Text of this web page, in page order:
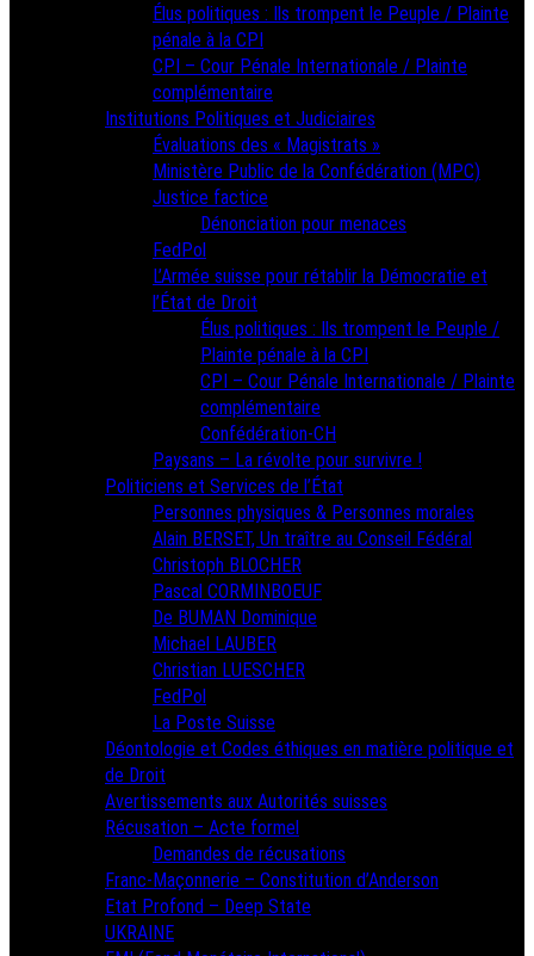
Élus politiques : Ils trompent le Peuple / Plainte
pénale à la CPI
CPI – Cour Pénale Internationale / Plainte
complémentaire
Institutions Politiques et Judiciaires
Évaluations des « Magistrats »
Ministère Public de la Confédération (MPC)
Justice factice
Dénonciation pour menaces
FedPol
L’Armée suisse pour rétablir la Démocratie et
l’État de Droit
Élus politiques : Ils trompent le Peuple /
Plainte pénale à la CPI
CPI – Cour Pénale Internationale / Plainte
complémentaire
Confédération-CH
Paysans – La révolte pour survivre !
Politiciens et Services de l’État
Personnes physiques & Personnes morales
Alain BERSET, Un traître au Conseil Fédéral
Christoph BLOCHER
Pascal CORMINBOEUF
De BUMAN Dominique
Michael LAUBER
Christian LUESCHER
FedPol
La Poste Suisse
Déontologie et Codes éthiques en matière politique et
de Droit
Avertissements aux Autorités suisses
Récusation – Acte formel
Demandes de récusations
Franc-Maçonnerie – Constitution d’Anderson
Etat Profond – Deep State
UKRAINE